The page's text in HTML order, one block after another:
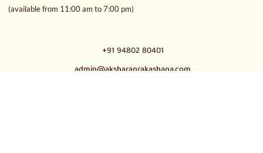
(available from 11:00 am to 7:00 pm)
+91 94802 80401
admin@aksharaprakashana.com